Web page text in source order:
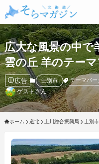
広大な風景の中で
雲の丘 羊のテー
広告 士別市 テーマパー
ゲストさん
ホーム 道北 上川総合振興局 士別市